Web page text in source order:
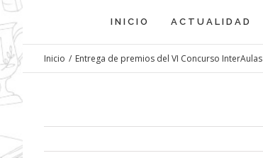
INICIO ACTUALIDAD
Inicio / Entrega de premios del VI Concurso InterAulas